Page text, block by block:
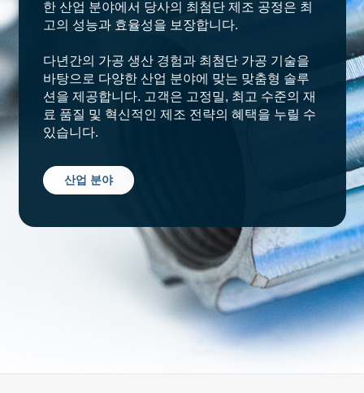
한 산업 분야에서 당사의 최첨단 제조 공정은 최
고의 성능과 효율성을 보장합니다.
다년간의 가공 생산 경험과 최첨단 가공 기술을
바탕으로 다양한 산업 분야에 맞는 맞춤형 솔루
션을 제공합니다. 고객은 고정밀, 최고 수준의 재
료 품질 및 혁신적인 제조 전략의 혜택을 누릴 수
있습니다.
산업 분야